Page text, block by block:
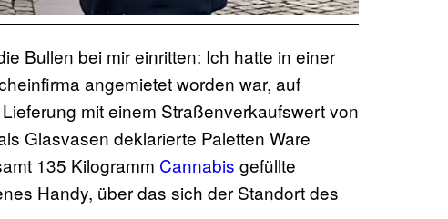
Bullen bei mir einritten: Ich hatte in einer
angemietet worden war, auf
mit einem Straßenverkaufswert von
Glasvasen deklarierte Paletten Ware
135 Kilogramm Cannabis gefüllte
Handy, über das sich der Standort des